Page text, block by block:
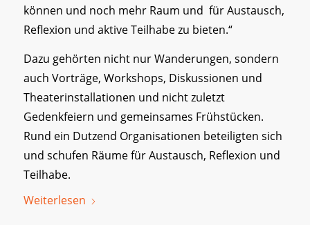
können und noch mehr Raum und für Austausch,
Reflexion und aktive Teilhabe zu bieten.“
Dazu gehörten nicht nur Wanderungen, sondern
auch Vorträge, Workshops, Diskussionen und
Theaterinstallationen und nicht zuletzt
Gedenkfeiern und gemeinsames Frühstücken.
Rund ein Dutzend Organisationen beteiligten sich
und schufen Räume für Austausch, Reflexion und
Teilhabe.
Weiterlesen